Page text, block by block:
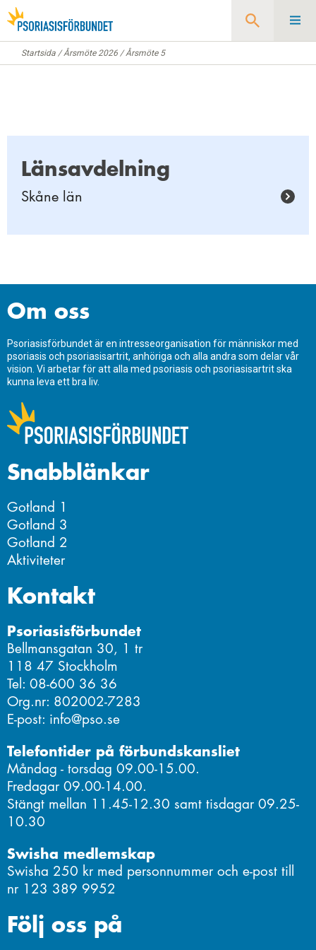
Sök
Startsida /Årsmöte 2026 /Årsmöte 5
Länsavdelning
Skåne län
Om oss
Psoriasisförbundet är en intresseorganisation för människor med
psoriasis och psoriasisartrit, anhöriga och alla andra som delar vår
vision. Vi arbetar för att alla med psoriasis och psoriasisartrit ska
kunna leva ett bra liv.
Kontakt
Psoriasisförbundet
Bellmansgatan 30, 1 tr
118 47 Stockholm
Tel: 08-600 36 36
Org.nr: 802002-7283
E-post: info@pso.se
Telefontider på förbundskansliet
Måndag - torsdag 09.00-15.00.
Fredagar 09.00-14.00.
Stängt mellan 11.45-12.30 samt tisdagar 09.25-
10.30
Swisha medlemskap
Swisha 250 kr med personnummer och e-post till
nr 123 389 9952
Snabblänkar
Gotland 1
Gotland 3
Gotland 2
Aktiviteter
Följ oss på